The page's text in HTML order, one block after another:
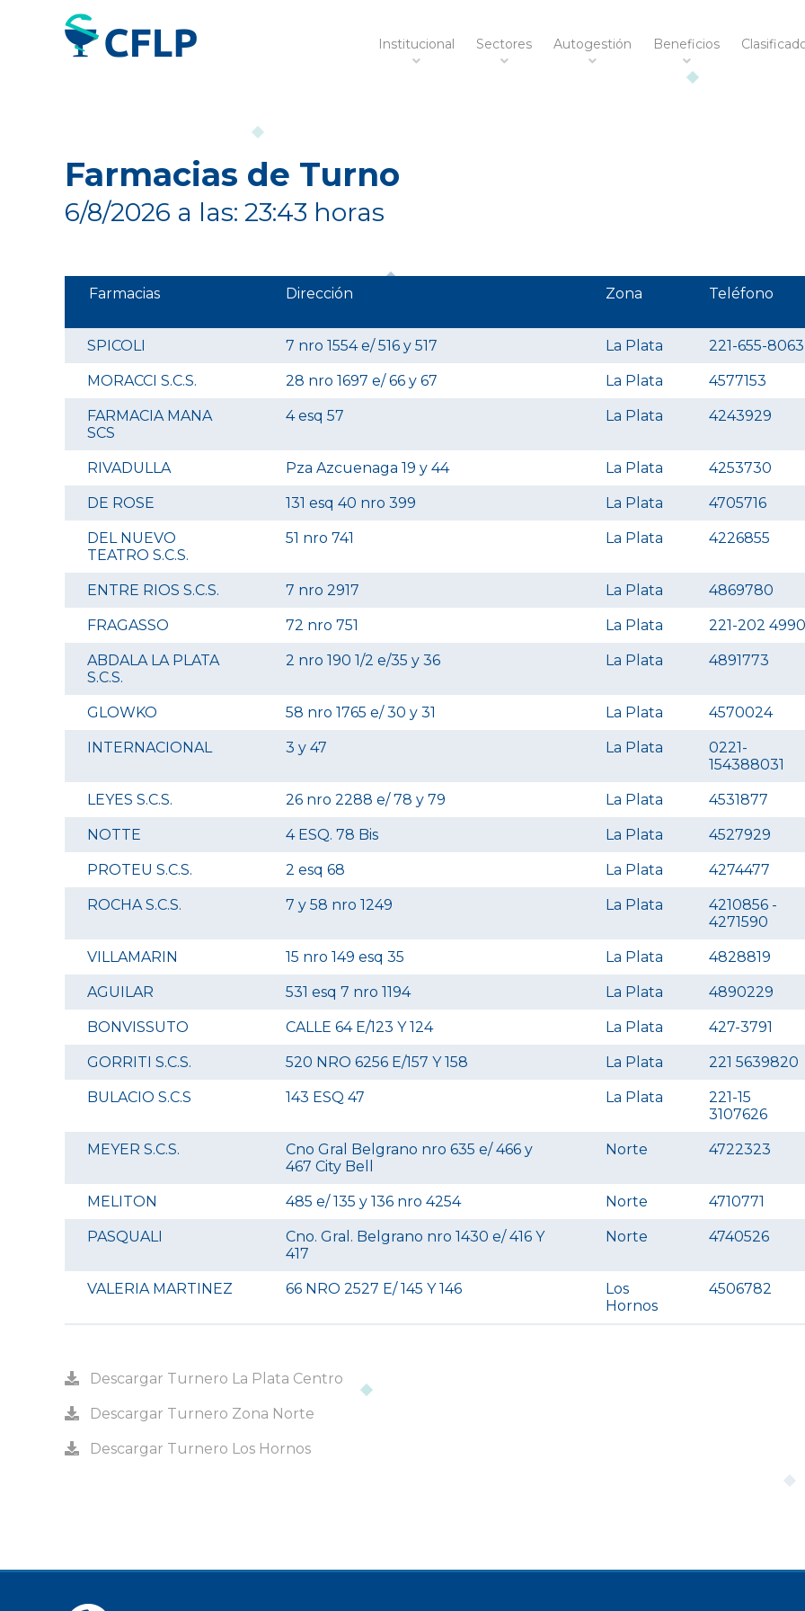
Institucional Sectores Autogestión Beneficios
Farmacias de Turno
6/8/2026 a las: 23:43 horas
Farmacias Dirección Zona Teléfono
SPICOLI 7 nro 1554 e/ 516 y 517 La Plata 221-655-8063
MORACCI S.C.S. 28 nro 1697 e/ 66 y 67 La Plata 4577153
FARMACIA MANA
SCS
4 esq 57 La Plata 4243929
RIVADULLA Pza Azcuenaga 19 y 44 La Plata 4253730
DE ROSE 131 esq 40 nro 399 La Plata 4705716
DEL NUEVO
TEATRO S.C.S.
51 nro 741 La Plata 4226855
ENTRE RIOS S.C.S. 7 nro 2917 La Plata 4869780
FRAGASSO 72 nro 751 La Plata 221-202 4990
ABDALA LA PLATA
S.C.S.
2 nro 190 1/2 e/35 y 36 La Plata 4891773
GLOWKO 58 nro 1765 e/ 30 y 31 La Plata 4570024
INTERNACIONAL 3 y 47 La Plata
0221-
154388031
LEYES S.C.S. 26 nro 2288 e/ 78 y 79 La Plata 4531877
NOTTE 4 ESQ. 78 Bis La Plata 4527929
PROTEU S.C.S. 2 esq 68 La Plata 4274477
ROCHA S.C.S. 7 y 58 nro 1249 La Plata
4210856 -
4271590
VILLAMARIN 15 nro 149 esq 35 La Plata 4828819
AGUILAR 531 esq 7 nro 1194 La Plata 4890229
BONVISSUTO CALLE 64 E/123 Y 124 La Plata 427-3791
GORRITI S.C.S. 520 NRO 6256 E/157 Y 158 La Plata 221 5639820
BULACIO S.C.S 143 ESQ 47 La Plata
221-15
3107626
MEYER S.C.S.
Cno Gral Belgrano nro 635 e/ 466 y
467 City Bell
Norte 4722323
MELITON 485 e/ 135 y 136 nro 4254 Norte 4710771
PASQUALI
Cno. Gral. Belgrano nro 1430 e/ 416 Y
417
Norte 4740526
VALERIA MARTINEZ 66 NRO 2527 E/ 145 Y 146
Los
Hornos
4506782
Descargar Turnero La Plata Centro
Descargar Turnero Zona Norte
Descargar Turnero Los Hornos